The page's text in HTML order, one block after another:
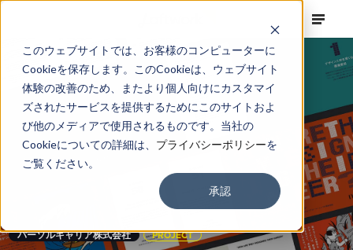
このウェブサイトでは、お客様のコンピューターに
Cookieを保存します。このCookieは、ウェブサイト
体験の改善のため、またより個人向けにカスタマイ
ズされたサービスを提供するためにこのサイトおよ
び他のメディアで使用されるものです。当社の
Cookieについての詳細は、 プライバシーポリシーを
ご覧ください。
承認
パーソルキャリア株式会社 PROJECT